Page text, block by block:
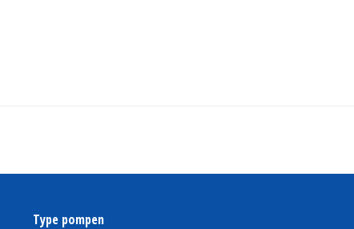
Type pompen